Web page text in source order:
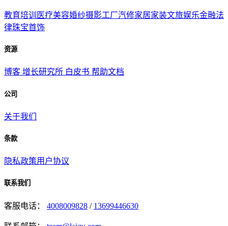
教育培训 医疗美容婚纱摄影工厂汽修家居家装文旅娱乐金融法
律珠宝首饰
资源
博客 增长研究所 白皮书 帮助文档
公司
关于我们
条款
隐私政策用户协议
联系我们
客服电话： 4008009828 / 13699446630